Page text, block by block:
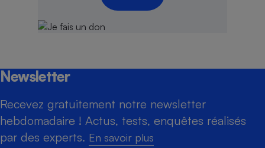
Newsletter
Recevez gratuitement notre newsletter
hebdomadaire ! Actus, tests, enquêtes réalisés
par des experts. En savoir plus